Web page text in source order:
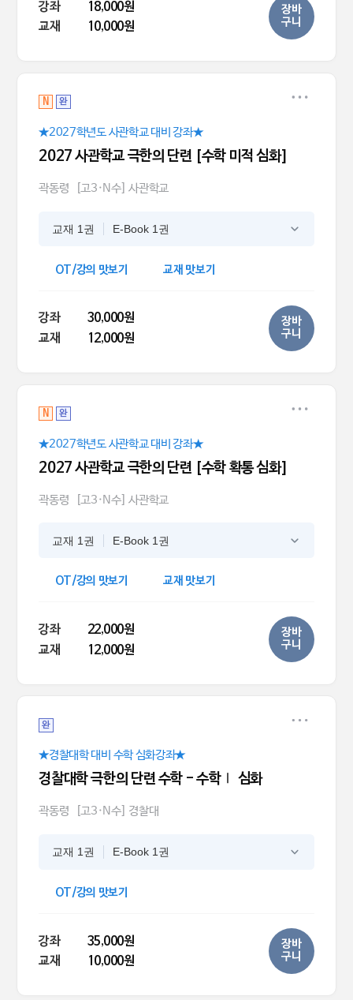
강좌
18,000원
교재
10,000원
장바
구니
N 완
★2027학년도 사관학교 대비 강좌★
2027 사관학교 극한의 단련 [수학 미적 심화]
곽동령 [고3·N수] 사관학교
교재 1권 E-Book 1권
OT/강의 맛보기 교재 맛보기
강좌
30,000원
교재
12,000원
장바
구니
N 완
★2027학년도 사관학교 대비 강좌★
2027 사관학교 극한의 단련 [수학 확통 심화]
곽동령 [고3·N수] 사관학교
교재 1권 E-Book 1권
OT/강의 맛보기 교재 맛보기
강좌
22,000원
교재
12,000원
장바
구니
완
★경찰대학 대비 수학 심화강좌★
경찰대학 극한의 단련 수학 - 수학Ⅰ 심화
곽동령 [고3·N수] 경찰대
교재 1권 E-Book 1권
OT/강의 맛보기
강좌
35,000원
교재
10,000원
장바
구니